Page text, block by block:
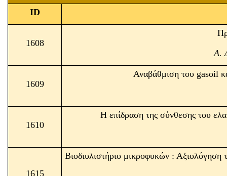
ID
1608
Α.
1609
Αναβάθμιση του gasoil
1610
Η επίδραση της σύνθεσης του
1615
Βιοδιυλιστήριο μικροφυκών : Αξιολόγηση